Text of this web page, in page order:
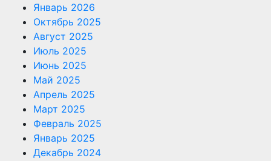
Январь 2026
Октябрь 2025
Август 2025
Июль 2025
Июнь 2025
Май 2025
Апрель 2025
Март 2025
Февраль 2025
Январь 2025
Декабрь 2024